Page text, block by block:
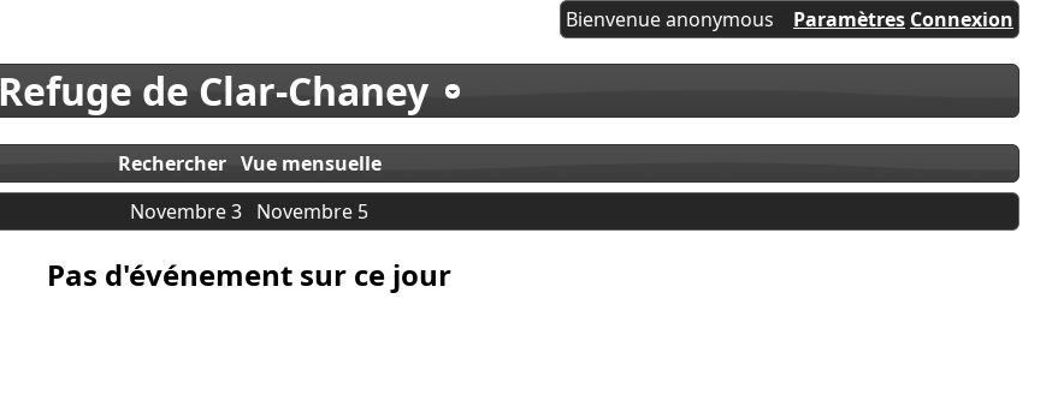
Bienvenue anonymous Paramètres Connexion
Refuge de Clar-Chaney
Rechercher Vue mensuelle
Novembre 3 Novembre 5
Pas d'événement sur ce jour